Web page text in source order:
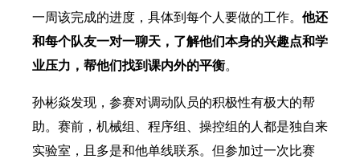
一周该完成的进度，具体到每个人要做的工作。 他还
和每个队友一对一聊天，了解他们本身的兴趣点和学
业压力，帮他们找到课内外的平衡。
孙彬焱发现，参赛对调动队员的积极性有极大的帮
助。赛前，机械组、程序组、操控组的人都是独自来
实验室，且多是和他单线联系。但参加过一次比赛